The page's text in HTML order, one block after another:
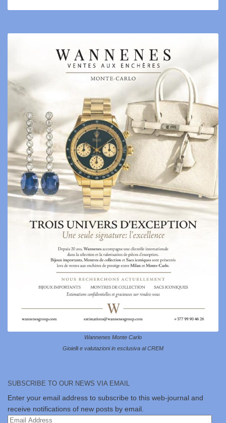
Wannenes Monte Carlo
Gioielli e valutazioni in esclusiva al CREM
SUBSCRIBE TO OUR NEWS VIA EMAIL
Enter your email address to subscribe to this web-journal and
receive notifications of new posts by email.
Email